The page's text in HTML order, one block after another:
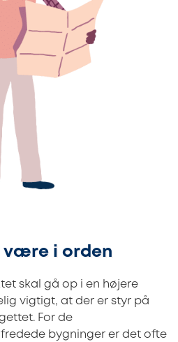
være i orden
skal gå op i en højere
vigtigt, at der er styr på
For de
bygninger er det ofte